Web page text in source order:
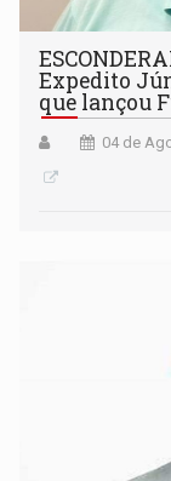
Expedito
que lançou
04 de